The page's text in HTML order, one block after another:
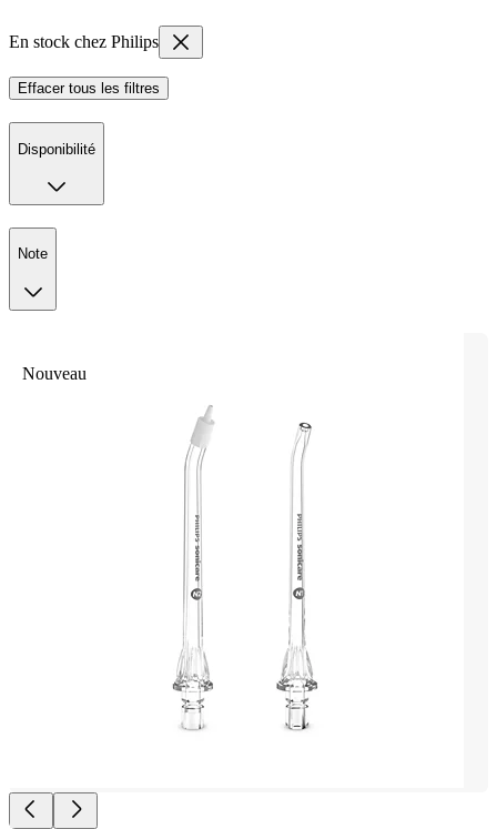
En stock chez Philips
Effacer tous les filtres
Disponibilité
Note
Nouveau